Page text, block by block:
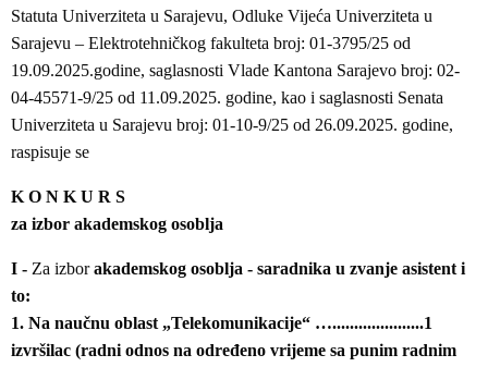
Statuta Univerziteta u Sarajevu, Odluke Vijeća Univerziteta u
Sarajevu – Elektrotehničkog fakulteta broj: 01-3795/25 od
19.09.2025.godine, saglasnosti Vlade Kantona Sarajevo broj: 02-
04-45571-9/25 od 11.09.2025. godine, kao i saglasnosti Senata
Univerziteta u Sarajevu broj: 01-10-9/25 od 26.09.2025. godine,
raspisuje se
K O N K U R S
za izbor akademskog osoblja
I - Za izborakademskog osoblja - saradnika u zvanje asistent i
to:
1. Na naučnu oblast „Telekomunikacije“ ….....................1
izvršilac (radni odnos na određeno vrijeme sa punim radnim